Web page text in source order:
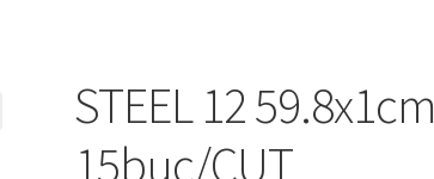
STEEL 12 59.8x1cm
15buc/CUT